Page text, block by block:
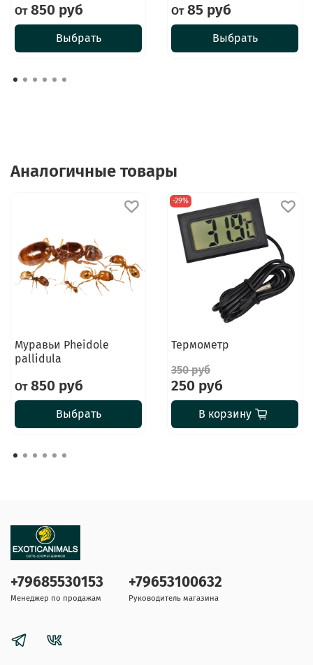
От850 руб
Выбрать
От85 руб
Выбрать
Аналогичные товары
Муравьи Pheidole
pallidula
От850 руб
Выбрать
-29%
Термометр
350 руб
250 руб
В корзину
+79685530153
Менеджер по продажам
+79653100632
Руководитель магазина